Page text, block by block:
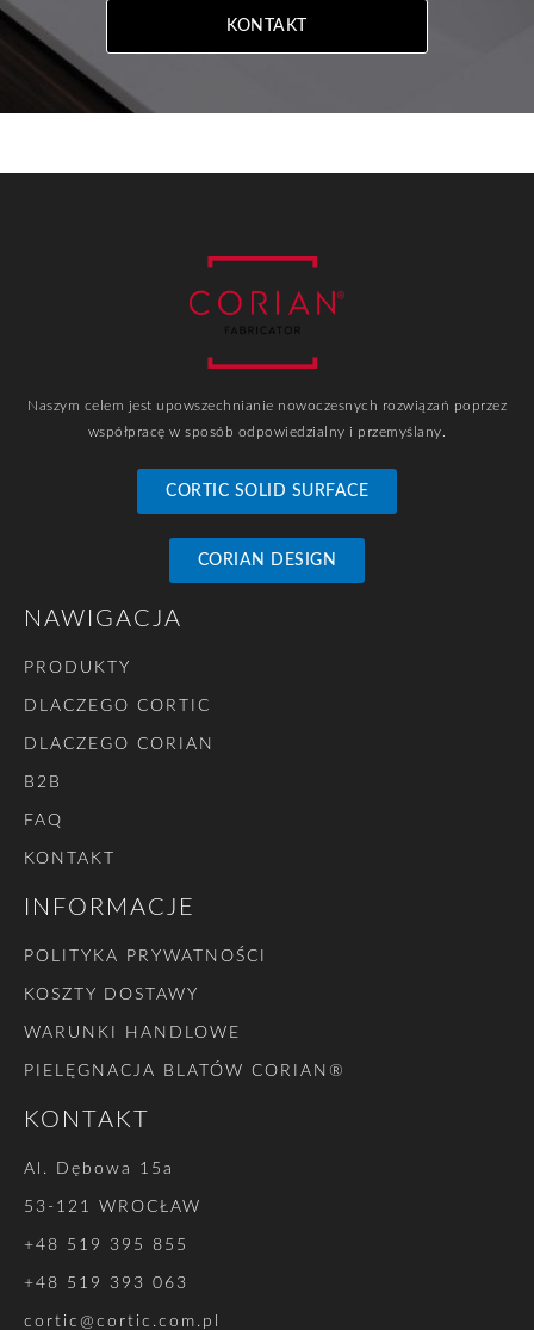
KONTAKT
Naszym celem jest upowszechnianie nowoczesnych rozwiązań poprzez
współpracę w sposób odpowiedzialny i przemyślany.
CORTIC SOLID SURFACE
CORIAN DESIGN
NAWIGACJA
PRODUKTY
DLACZEGO CORTIC
DLACZEGO CORIAN
B2B
FAQ
KONTAKT
INFORMACJE
POLITYKA PRYWATNOŚCI
KOSZTY DOSTAWY
WARUNKI HANDLOWE
PIELĘGNACJA BLATÓW CORIAN®
KONTAKT
Al. Dębowa 15a
53-121 WROCŁAW
+48 519 395 855
+48 519 393 063
cortic@cortic.com.pl